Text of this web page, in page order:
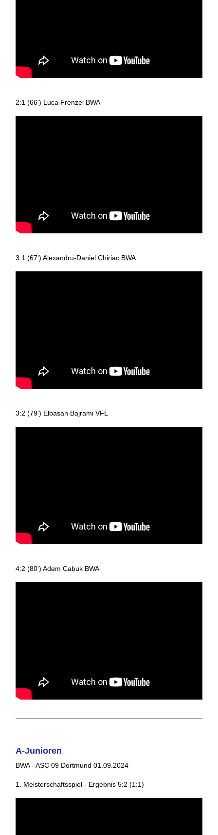
2:1 (66') Luca Frenzel BWA
3:1 (67') Alexandru-Daniel Chiriac BWA
3:2 (79') Elbasan Bajrami VFL
4:2 (80') Adem Cabuk BWA
A-Junioren
BWA - ASC 09 Dortmund 01.09.2024
1. Meisterschaftsspiel - Ergebnis 5:2 (1:1)